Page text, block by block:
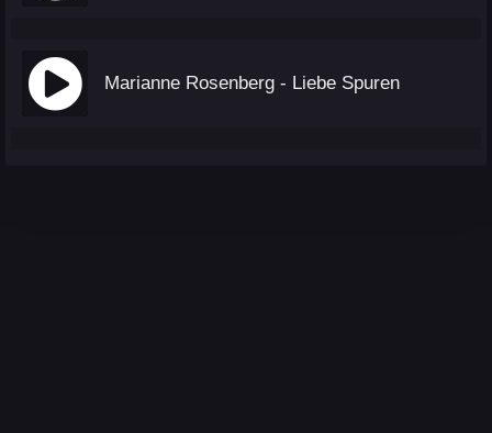
Marianne Rosenberg - Liebe Spuren